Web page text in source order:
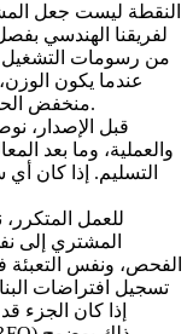
النقطة ليست جعل
لفريقنا الهندسي
من رسومات التشغيل
عندما يكون الوزن،
منخفض الحجم هو السبب في استخدام التصنيع الإضافي.
قبل الإصدار،
والعملية، وما بعد
التسليم. إذا كان
للعمل المتكرر،
المشتري إلى
الفحص، ونفس التعبئة
تسجيل افتراضات
إذا كان الجزء